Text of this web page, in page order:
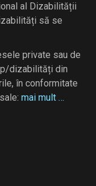
al Dizabilității
să se
private sau de
dizabilități din
în conformitate
mai mult …